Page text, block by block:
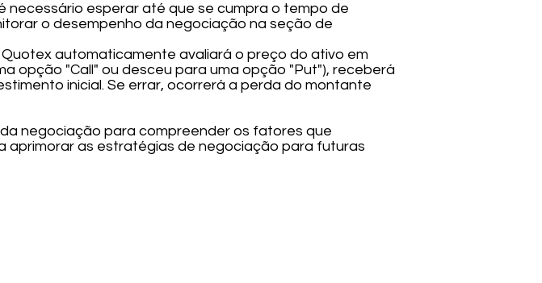
necessário esperar até que se cumpra o tempo de
o desempenho da negociação na seção de
automaticamente avaliará o preço do ativo em
opção "Call" ou desceu para uma opção "Put"), receberá
inicial. Se errar, ocorrerá a perda do montante
negociação para compreender os fatores que
aprimorar as estratégias de negociação para futuras